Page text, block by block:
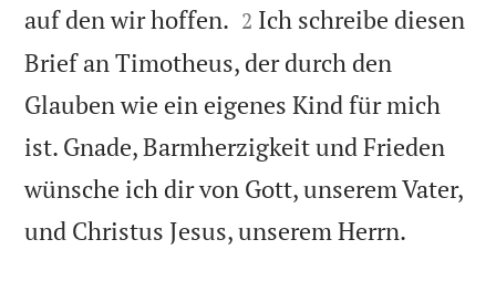
auf den wir hoffen. 

2 Ich schreibe diesen
Brief an Timotheus, der durch den
Glauben wie ein eigenes Kind für mich
ist. Gnade, Barmherzigkeit und Frieden
wünsche ich dir von Gott, unserem Vater,
und Christus Jesus, unserem Herrn.